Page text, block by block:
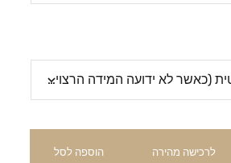
לרכישה מהירה הוספה לסל